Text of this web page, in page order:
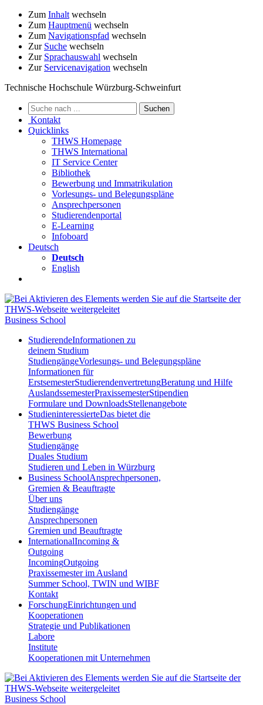
Zum Inhalt wechseln
Zum Hauptmenü wechseln
Zum Navigationspfad wechseln
Zur Suche wechseln
Zur Sprachauswahl wechseln
Zur Servicenavigation wechseln
Technische Hochschule Würzburg-Schweinfurt
Kontakt
Quicklinks
THWS Homepage
THWS International
IT Service Center
Bibliothek
Bewerbung und Immatrikulation
Vorlesungs- und Belegungspläne
Ansprechpersonen
Studierendenportal
E-Learning
Infoboard
Deutsch
Deutsch
English
Business School
StudierendeInformationen zu
deinem Studium
StudiengängeVorlesungs- und Belegungspläne
Informationen für
ErstsemesterStudierendenvertretungBeratung und Hilfe
AuslandssemesterPraxissemesterStipendien
Formulare und DownloadsStellenangebote
StudieninteressierteDas bietet die
THWS Business School
Bewerbung
Studiengänge
Duales Studium
Studieren und Leben in Würzburg
Business SchoolAnsprechpersonen,
Gremien & Beauftragte
Über uns
Studiengänge
Ansprechpersonen
Gremien und Beauftragte
InternationalIncoming &
Outgoing
IncomingOutgoing
Praxissemester im Ausland
Summer School, TWIN und WIBF
Kontakt
ForschungEinrichtungen und
Kooperationen
Strategie und Publikationen
Labore
Institute
Kooperationen mit Unternehmen
Business School